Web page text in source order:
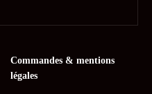
Commandes & mentions
légales